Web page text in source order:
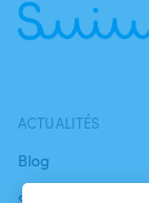
ACTUALITÉS
Blog